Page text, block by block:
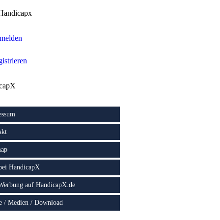
HandicapX
auf HandicapX.de
/ Medien / Download